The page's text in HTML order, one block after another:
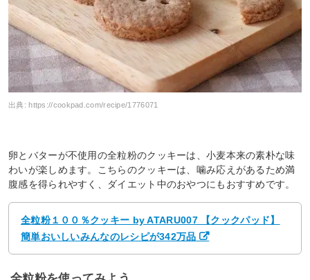
出典: https://cookpad.com/recipe/1776071
卵とバターが不使用の全粒粉のクッキーは、小麦本来の素朴な味
わいが楽しめます。こちらのクッキーは、噛み応えがあるため満
腹感を得られやすく、ダイエット中のおやつにもおすすめです。
全粒粉１００％クッキー by ATARU007 【クックパッド】
簡単おいしいみんなのレシピが342万品